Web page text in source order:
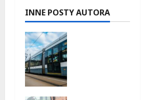
y
INNE POSTY AUTORA